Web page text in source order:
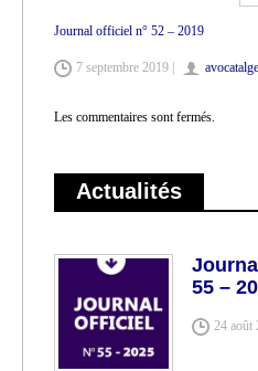
Journal officiel n° 52 – 2019
7 septembre 2019 |
Les commentaires sont fermés.
Actualités
55 –
24 août